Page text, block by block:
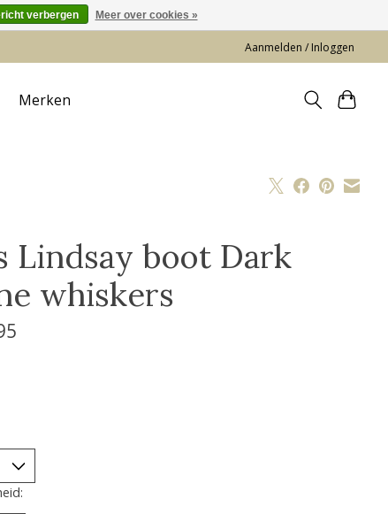
Aanmelden / Inloggen
Merken
Lindsay boot Dark
whiskers
verbergen Meer over cookies »